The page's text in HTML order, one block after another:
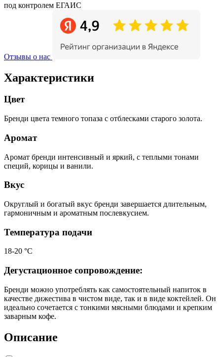
под контролем ЕГАИС
Отзывы о нас
Характеристики
Цвет
Бренди цвета темного топаза с отблесками старого золота.
Аромат
Аромат бренди интенсивный и яркий, с теплыми тонами
специй, корицы и ванили.
Вкус
Округлый и богатый вкус бренди завершается длительным,
гармоничным и ароматным послевкусием.
Температура подачи
18-20 °С
Дегустационное сопровождение:
Бренди можно употреблять как самостоятельный напиток в
качестве дижестива в чистом виде, так и в виде коктейлей. Он
идеально сочетается с тонкими мясными блюдами и крепким
заварным кофе.
Описание